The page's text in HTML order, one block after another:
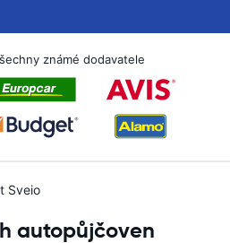
známé dodavatele
Sveio
autopůjčoven